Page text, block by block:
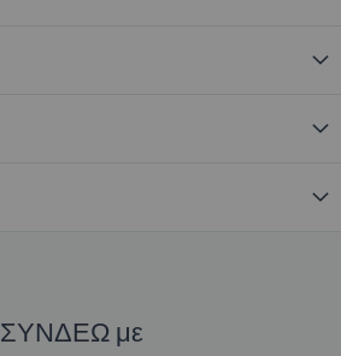
ΣΥΝΔΕΩ με